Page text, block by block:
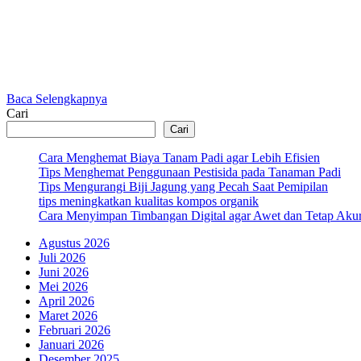
Baca Selengkapnya
Cari
Cari
Cara Menghemat Biaya Tanam Padi agar Lebih Efisien
Tips Menghemat Penggunaan Pestisida pada Tanaman Padi
Tips Mengurangi Biji Jagung yang Pecah Saat Pemipilan
tips meningkatkan kualitas kompos organik
Cara Menyimpan Timbangan Digital agar Awet dan Tetap
Agustus 2026
Juli 2026
Juni 2026
Mei 2026
April 2026
Maret 2026
Februari 2026
Januari 2026